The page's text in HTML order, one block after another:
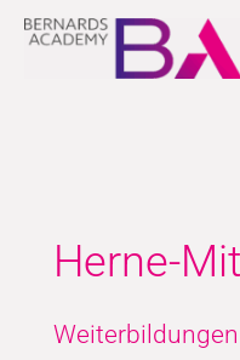
Zum
Inhalt
Herne-
Weiterbildungen